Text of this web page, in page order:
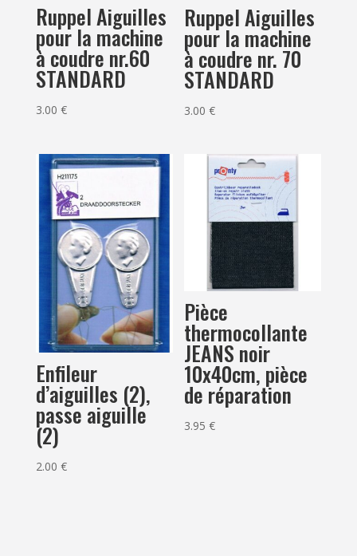
Ruppel Aiguilles
pour la machine
à coudre nr.60
STANDARD
3.00 €
Ruppel Aiguilles
pour la machine
à coudre nr. 70
STANDARD
3.00€
Enfileur
d’aiguilles (2),
passe aiguille
(2)
2.00 €
Pièce
thermocollante
JEANS noir
10x40cm, pièce
de réparation
3.95€